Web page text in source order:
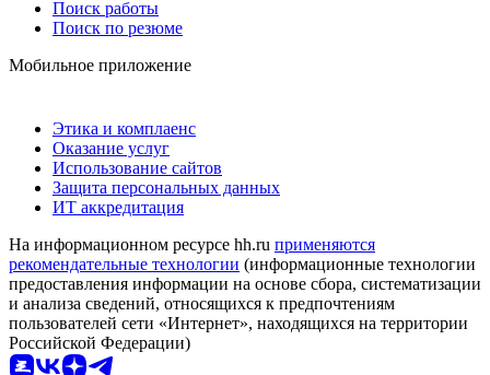
Поиск работы
Поиск по резюме
Мобильное приложение
Этика и комплаенс
Оказание услуг
Использование сайтов
Защита персональных данных
ИТ аккредитация
На информационном ресурсе hh.ru применяются
рекомендательные технологии (информационные технологии
предоставления информации на основе сбора, систематизации
и анализа сведений, относящихся к предпочтениям
пользователей сети «Интернет», находящихся на территории
Российской Федерации)